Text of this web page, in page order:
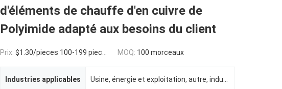
d'éléments de chauffe d'en cuivre de
Polyimide adapté aux besoins du client
Prix: $1.30/pieces 100-199 pieces MOQ: 100 morceaux
Industries applicables